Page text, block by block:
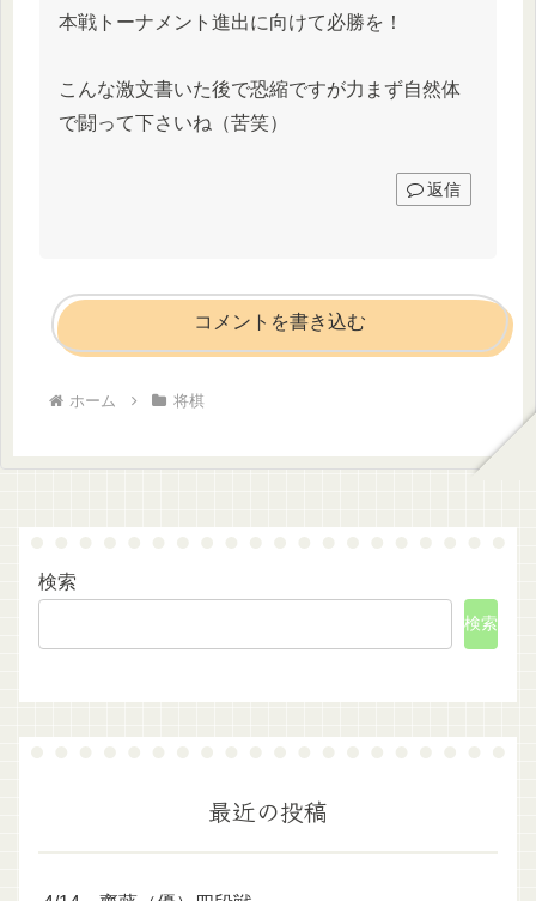
本戦トーナメント進出に向けて必勝を！
こんな激文書いた後で恐縮ですが力まず自然体
で闘って下さいね（苦笑）
返信
コメントを書き込む
ホーム 将棋
検索
検索
最近の投稿